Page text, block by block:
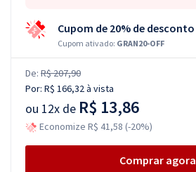
Cupom de 20% de desconto
Cupom ativado: GRAN20-OFF
De: R$ 207,90
Por: R$ 166,32à vista
ou 12x de R$ 13,86
Economize R$ 41,58 (-20%)
Comprar agora